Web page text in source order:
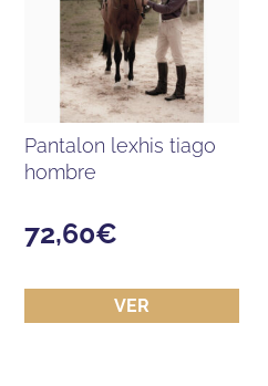
pantalon lexhis tiago
hombre
72,60€
VER